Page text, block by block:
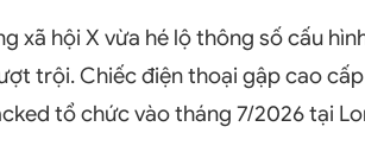
xã hội X vừa hé lộ thông số cấu
trội. Chiếc điện thoại gập cao
tổ chức vào tháng 7/2026 tại